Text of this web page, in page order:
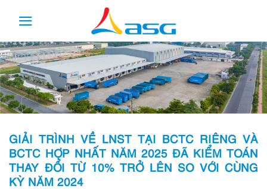
content
GIẢI TRÌNH VỀ LNST TẠI BCTC RIÊNG VÀ
BCTC HỢP NHẤT NĂM 2025 ĐÃ KIỂM TOÁN
THAY ĐỔI TỪ 10% TRỞ LÊN SO VỚI CÙNG
KỲ NĂM 2024